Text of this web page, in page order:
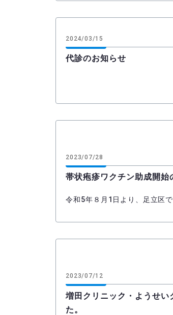
2024/03/15
代診のお知らせ
2023/07/28
帯状疱疹ワクチン助成開始
令和5年８月1日より、足立区
2023/07/12
増田クリニック・ようせ
た。